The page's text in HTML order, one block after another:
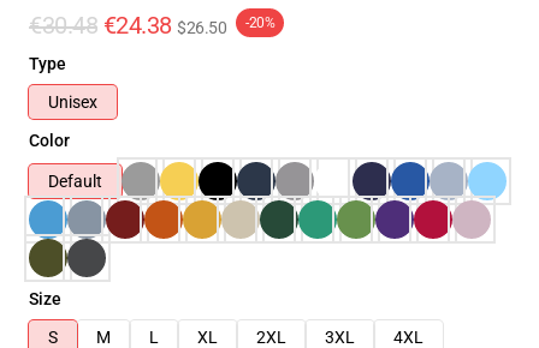
€30.48 €24.38 $26.50 -20%
Type
Unisex
Color
Default
Size
S
M L XL 2XL 3XL
4XL